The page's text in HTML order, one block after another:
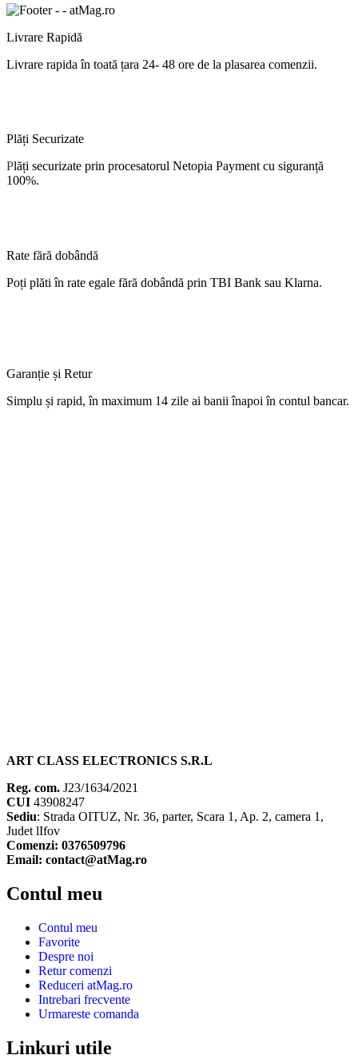
Livrare Rapidă
Livrare rapida în toată țara 24- 48 ore de la plasarea comenzii.
Plăți Securizate
Plăți securizate prin procesatorul Netopia Payment cu siguranță
100%.
Rate fără dobândă
Poți plăti în rate egale fără dobândă prin TBI Bank sau Klarna.
Garanție și Retur
Simplu și rapid,în maximum 14 zile ai banii înapoi în contul bancar.
ART CLASS ELECTRONICS S.R.L
Reg. com. J23/1634/2021
CUI 43908247
Sediu: Strada OITUZ, Nr. 36, parter, Scara 1, Ap. 2, camera 1,
Judet lIfov
Comenzi: 0376509796
Email: contact@atMag.ro
Contul meu
Contul meu
Favorite
Despre noi
Retur comenzi
Reduceri atMag.ro
Intrebari frecvente
Urmareste comanda
Linkuri utile